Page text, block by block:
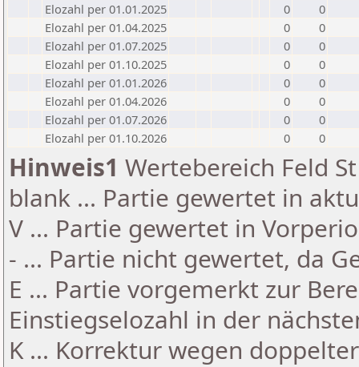
Elozahl per 01.01.2025
0
0
Elozahl per 01.04.2025
0
0
Elozahl per 01.07.2025
0
0
Elozahl per 01.10.2025
0
0
Elozahl per 01.01.2026
0
0
Elozahl per 01.04.2026
0
0
Elozahl per 01.07.2026
0
0
Elozahl per 01.10.2026
0 0
Hinweis1 Wertebereich Feld
blank ... Partie gewertet in
V ... Partie gewertet in
- ... Partie nicht gewertet, da
E ... Partie vorgemerkt zur
Einstiegselozahl in der
K ... Korrektur wegen